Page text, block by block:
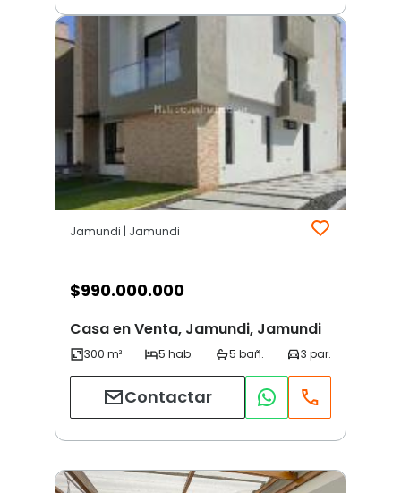
Jamundi | Jamundi
$990.000.000
Casa en Venta, Jamundi, Jamundi
Contactar